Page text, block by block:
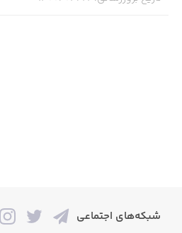
شبکه‌های اجتماعی